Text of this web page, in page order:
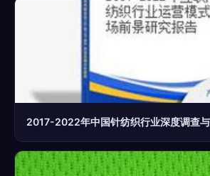
2017-2022年中国针纺织行业深度调查